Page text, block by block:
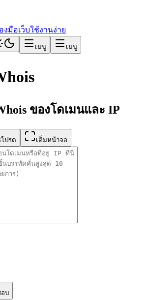
งมือเว็บใช้งานง่าย
เมนู เมนู
ของโดเมนและ IP
ปรด เต็มหน้าจอ
อบ